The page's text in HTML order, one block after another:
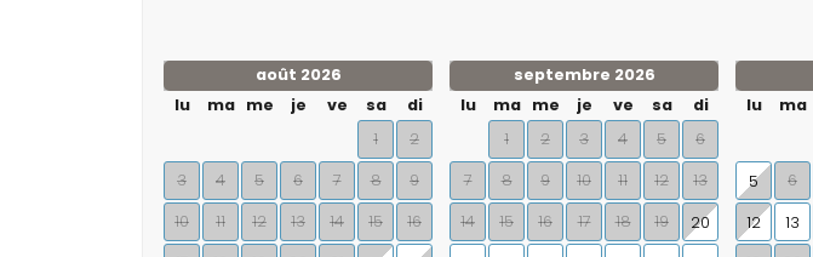
août 2026
lu
ma me je ve sa
di
1
2
3
4 5 6 7 8
9
10
11 12 13 14 15
16
septembre 2026
lu
ma me je ve sa
di
1
2 3 4 5
6
7
8 9 10 11 12
13
14
15 16 17 18 19
20
lu
ma
5
6
12 13